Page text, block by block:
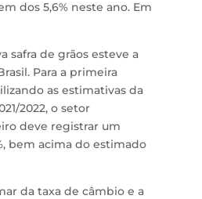
dos 5,6% neste ano. Em
safra de grãos esteve a
Para a primeira
as estimativas da
2022, o setor
deve registrar um
bem acima do estimado
da taxa de câmbio e a